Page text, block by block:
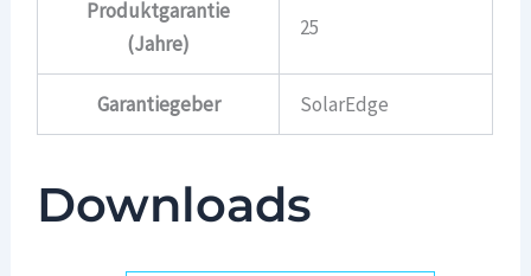
Produktgarantie
(Jahre)
25
Garantiegeber SolarEdge
Downloads